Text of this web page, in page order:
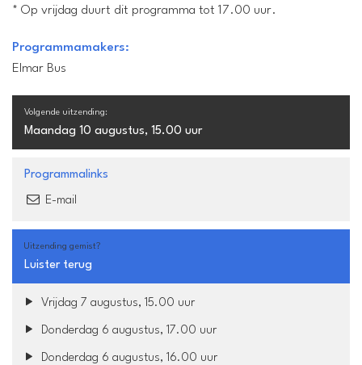
* Op vrijdag duurt dit programma tot 17.00 uur.
Programmamakers:
Elmar Bus
Volgende uitzending:
Maandag 10 augustus, 15.00 uur
Programmalinks
E-mail
Uitzending gemist?
Luister terug
Vrijdag 7 augustus, 15.00 uur
Donderdag 6 augustus, 17.00 uur
Donderdag 6 augustus, 16.00 uur